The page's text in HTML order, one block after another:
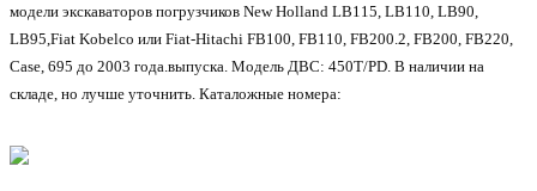
модели экскаваторов погрузчиков New Holland LB115, LB110, LB90,
LB95,Fiat Kobelco или Fiat-Hitachi FB100, FB110, FB200.2, FB200, FB220,
Case, 695 до 2003 года.выпуска. Модель ДВС: 450T/PD. В наличии на
складе, но лучше уточнить. Каталожные номера: